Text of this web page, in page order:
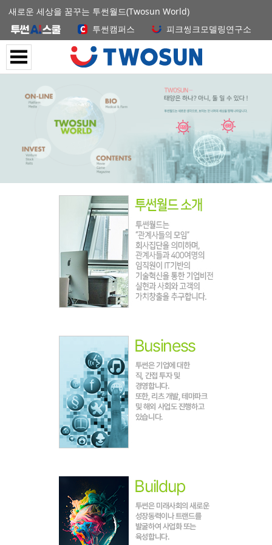
새로운 세상을 꿈꾸는 투썬월드(Twosun World)
투썬캠퍼스
피크씽크모델링연구소